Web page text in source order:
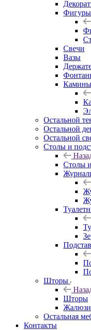
Фигуры
Свечи
Вазы
Камины
Остальной
Остальной
Остальной
Столы и
Столы
Шторы
Шторы
Жалюзи
Остальная
Контакты